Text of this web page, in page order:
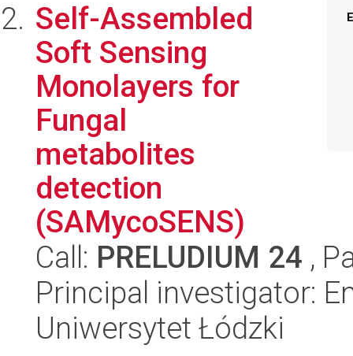
Self-Assembled
Soft Sensing
Monolayers for
Fungal
metabolites
detection
(SAMycoSENS)
Call: PRELUDIUM 24 ,
Principal investigator:
Uniwersytet Łódzki